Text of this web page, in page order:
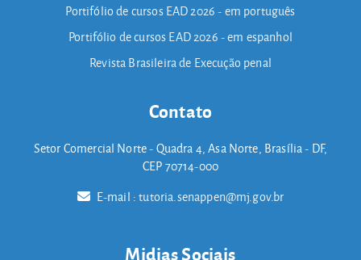
Portifólio de cursos EAD 2026 - em português
Portifólio de cursos EAD 2026 - em espanhol
Revista Brasileira de Execução penal
Contato
Setor Comercial Norte - Quadra 4, Asa Norte, Brasília - DF,
CEP 70714-000
E-mail :tutoria.senappen@mj.gov.br
Midias Sociais